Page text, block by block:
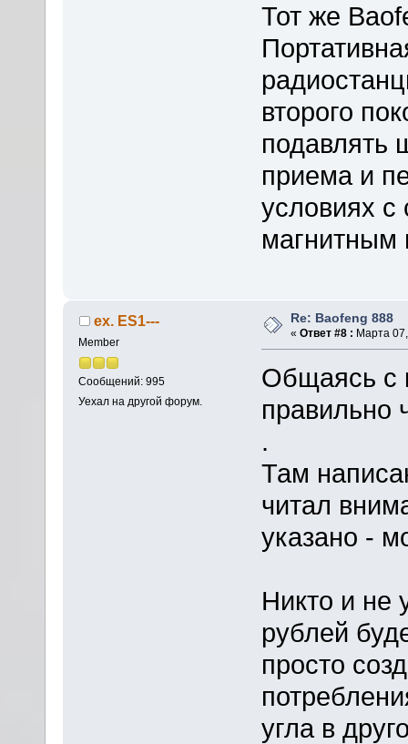
Тот же
второго
подавлять
приема и
условиях с
магнитным
ex. ES1---
Member
Сообщений: 995
Уехал на другой форум.
Re: Baofeng 888
«Ответ #8 : Марта
Общаясь с
правильно
.
Там
читал
указано -
Никто и не
рублей
просто
угла в